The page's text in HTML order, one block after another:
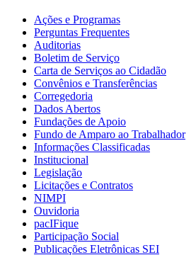
Ações e Programas
Perguntas Frequentes
Auditorias
Boletim de Serviço
Carta de Serviços ao Cidadão
Convênios e Transferências
Corregedoria
Dados Abertos
Fundações de Apoio
Fundo de Amparo ao Trabalhador
Informações Classificadas
Institucional
Legislação
Licitações e Contratos
NIMPI
Ouvidoria
pacIFique
Participação Social
Publicações Eletrônicas SEI